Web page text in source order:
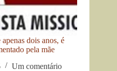
dois anos, é
pela mãe
Um comentário